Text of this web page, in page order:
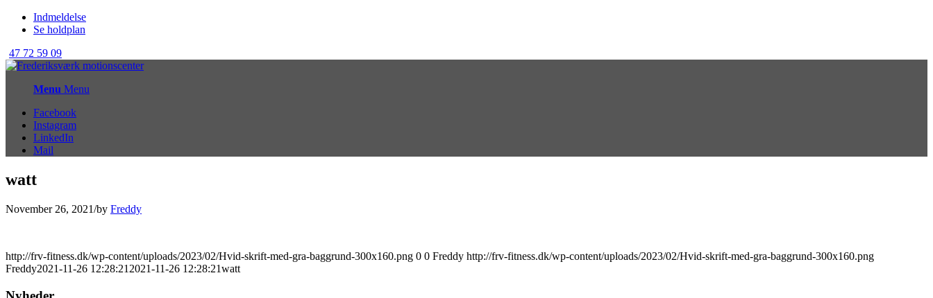
Indmeldelse
Se holdplan
47 72 59 09
Menu Menu
Facebook
Instagram
LinkedIn
Mail
watt
November 26, 2021/by Freddy
http://frv-fitness.dk/wp-content/uploads/2023/02/Hvid-skrift-med-gra-baggrund-300x160.png 0 0 Freddy http://frv-fitness.dk/wp-content/uploads/2023/02/Hvid-skrift-med-gra-baggrund-300x160.png
Freddy2021-11-26 12:28:21 2021-11-26 12:28:21watt